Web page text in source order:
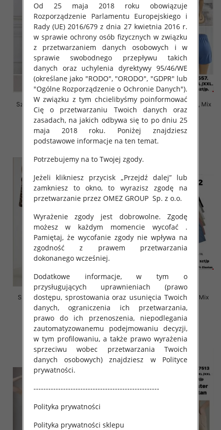
Szorty damskie Roz M-2XL, Mix
Kolor Paczka 12 szt
21.00 zł
szczegóły
Szorty damskie Roz M-2XL, Mix
Kolor Paczka 12 szt
21.00 zł
szczegóły
Szorty damskie Roz L-2XL, Mix
Kolor Paczka 12 szt
19.00 zł
szczegóły
Szorty damskie Roz S-XL, Mix
Kolor Paczka 12 szt
20.00 zł
szczegóły
Od 25 maja 2018 roku obowiązuje
Rozporządzenie Parlamentu Europejskiego i
Rady (UE) 2016/679 z dnia 27 kwietnia 2016 r.
w sprawie ochrony osób fizycznych w związku
z przetwarzaniem danych osobowych i w
sprawie swobodnego przepływu takich
danych oraz uchylenia dyrektywy 95/46/WE
(określane jako "RODO", "ORODO", "GDPR" lub
"Ogólne Rozporządzenie o Ochronie Danych").
W związku z tym chcielibyśmy poinformować
Cię o przetwarzaniu Twoich danych oraz
zasadach, na jakich odbywa się to po dniu 25
maja 2018 roku. Poniżej znajdziesz
podstawowe informacje na ten temat.
Potrzebujemy na to Twojej zgody.
Jeżeli klikniesz przycisk „Przejdź dalej” lub
zamkniesz to okno, to wyrazisz zgodę na
przetwarzanie przez OMEZ GROUP Sp. z o.o.
Wyrażenie zgody jest dobrowolne. Zgodę
możesz w każdym momencie wycofać .
Pamiętaj, że wycofanie zgody nie wpływa na
zgodność z prawem przetwarzania
dokonanego wcześniej.
Dodatkowe informacje, w tym o
przysługujących uprawnieniach (prawo
dostępu, sprostowania oraz usunięcia Twoich
danych, ograniczenia ich przetwarzania,
prawo do ich przenoszenia, niepodlegania
zautomatyzowanemu podejmowaniu decyzji,
w tym profilowaniu, a także prawo wyrażenia
sprzeciwu wobec przetwarzania Twoich
danych osobowych) znajdziesz w Polityce
prywatności.
---------------------------------------------------
Polityka prywatności
Polityka prywatności sklepu